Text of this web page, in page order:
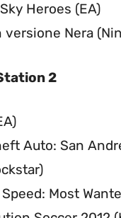
Heroes (EA)
versione Nera
2
Auto: San
Most